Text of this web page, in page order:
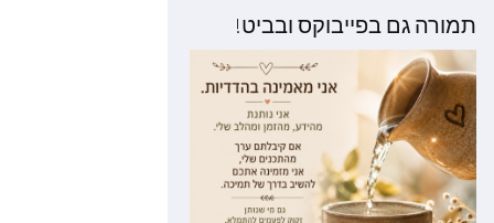
תמורה גם בפייבוקס ובביט!